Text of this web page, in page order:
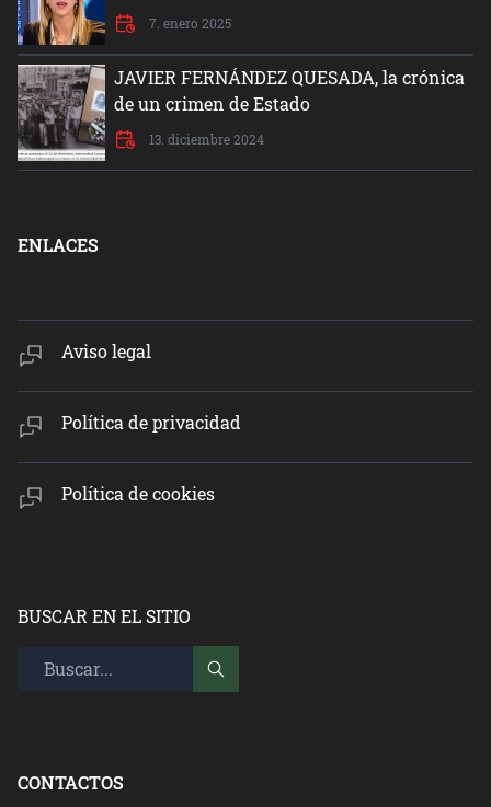
dignidad del ser humano”
7. enero 2025
JAVIER FERNÁNDEZ QUESADA, la crónica
de un crimen de Estado
13. diciembre 2024
ENLACES
Aviso legal
Política de privacidad
Política de cookies
BUSCAR EN EL SITIO
CONTACTOS